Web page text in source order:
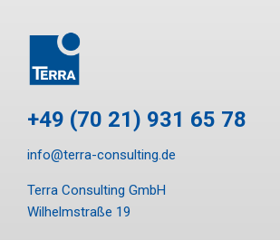
+49 (70 21) 931 65 78
info@terra-consulting.de
Terra Consulting GmbH
Wilhelmstraße 19